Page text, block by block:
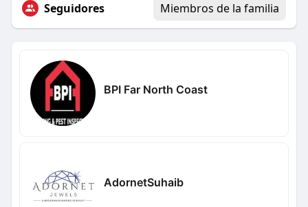
Seguidores Miembros de la familia
BPI Far North Coast
AdornetSuhaib